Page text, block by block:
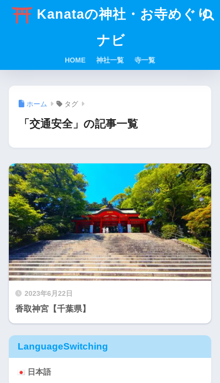
Kanataの神社・お寺めぐり
ナビ
HOME 神社一覧 寺一覧
ホーム タグ
「交通安全」の記事一覧
2023年6月22日
香取神宮【千葉県】
LanguageSwitching
日本語